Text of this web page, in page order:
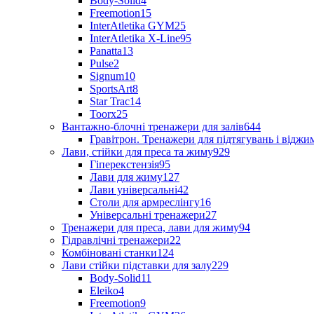
Freemotion15
InterAtletika GYM25
InterAtletika X-Line95
Panatta13
Pulse2
Signum10
SportsArt8
Star Trac14
Toorx25
Вантажно-блочні тренажери для залів644
Гравітрон. Тренажери для підтягувань і
Лави, стійки для преса та жиму929
Гіперекстензія95
Лави для жиму127
Лави універсальні42
Столи для армреслінгу16
Універсальні тренажери27
Тренажери для преса, лави для жиму94
Гідравлічні тренажери22
Комбіновані станки124
Лави стійки підставки для залу229
Body-Solid11
Eleiko4
Freemotion9